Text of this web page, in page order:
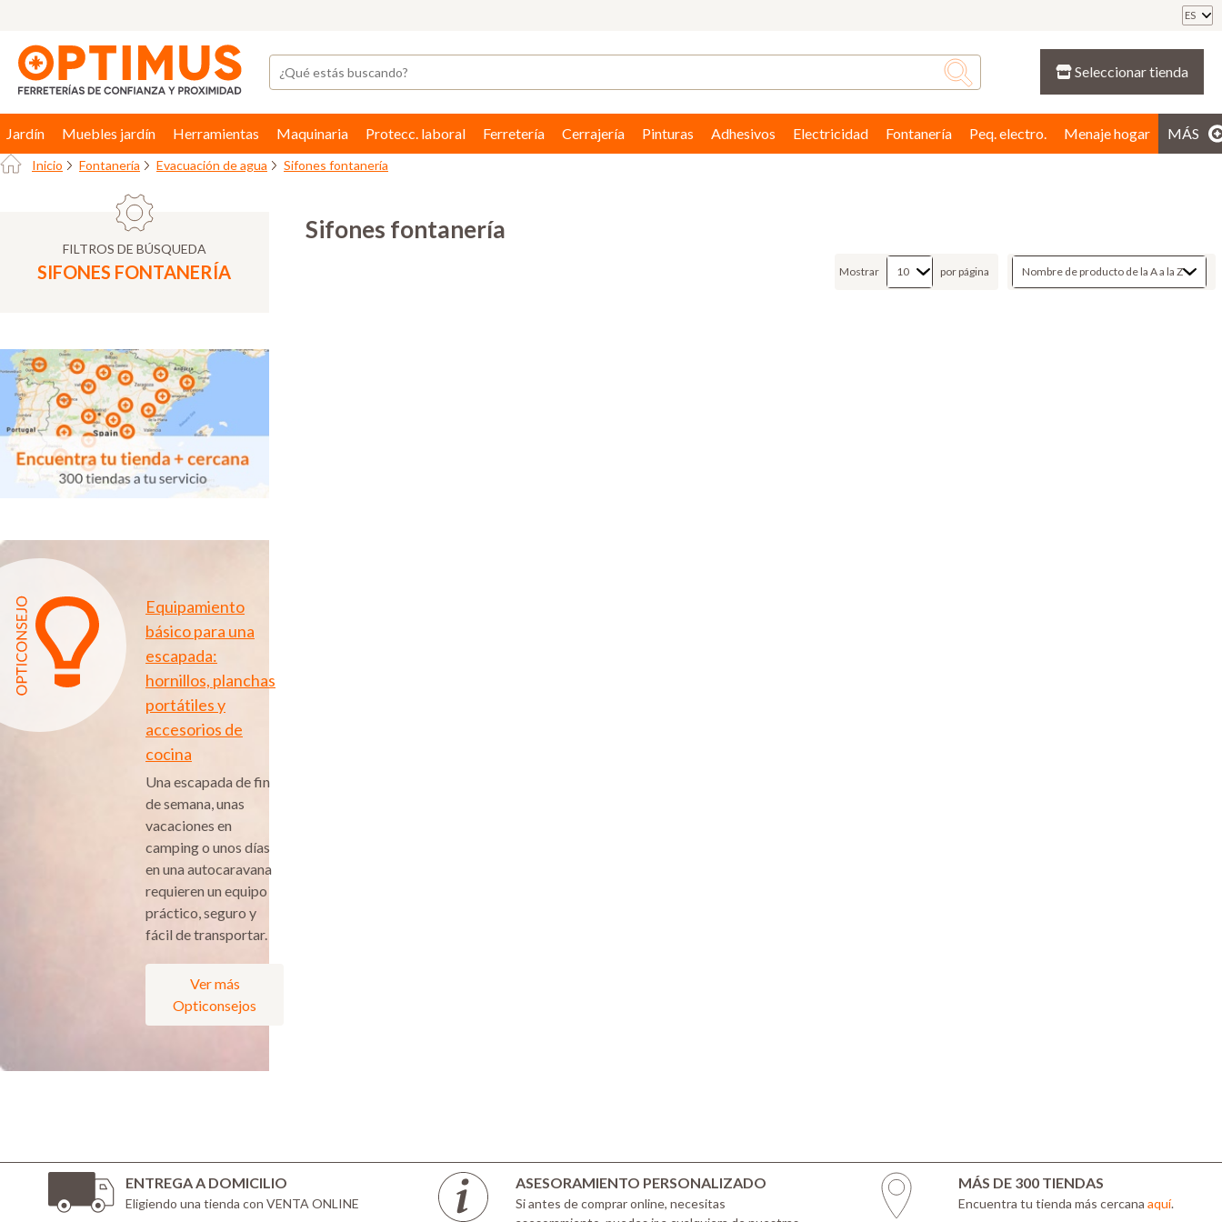
ES
Seleccionar tienda
Jardín Muebles jardín Herramientas Maquinaria Protecc. laboral Ferretería Cerrajería Pinturas Adhesivos Electricidad Fontanería Peq. electro. Menaje hogar MÁS
Inicio Fontanería Evacuación de agua Sifones fontanería
FILTROS DE BÚSQUEDA
SIFONES FONTANERÍA
Equipamiento
básico para una
escapada:
hornillos, planchas
portátiles y
accesorios de
cocina
Una escapada de fin
de semana, unas
vacaciones en
camping o unos días
en una autocaravana
requieren un equipo
práctico, seguro y
fácil de transportar.
Ver más
Opticonsejos
Sifones fontanería
Mostrar por página
ENTREGA A DOMICILIO
Eligiendo una tienda con VENTA ONLINE
ASESORAMIENTO PERSONALIZADO
Si antes de comprar online, necesitas
MÁS DE 300 TIENDAS
Encuentra tu tienda más cercana aquí.